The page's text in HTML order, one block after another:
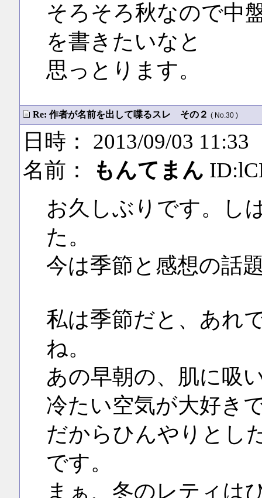
そろそろ秋なので中
を書きたいなと
思っとります。
Re: 作者が名前を出して喋るスレ その２ ( No.30 )
日時： 2013/09/03 11:33
名前：
もんてまん
お久しぶりです。し
た。
今は季節と感想の話
私は季節だと、あれ
ね。
あの早朝の、肌に吸
冷たい空気が大好き
だからひんやりとし
です。
まぁ、冬のレティは